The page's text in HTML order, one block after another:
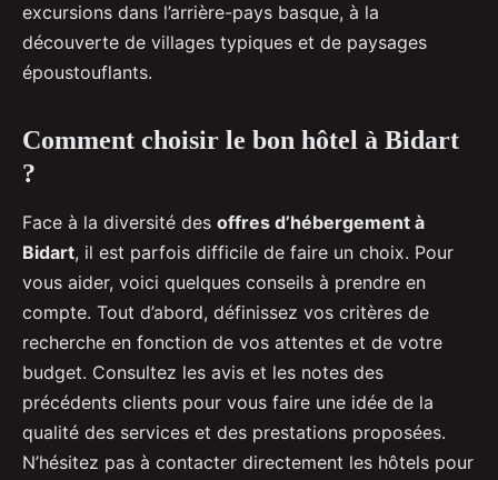
excursions dans l’arrière-pays basque, à la
découverte de villages typiques et de paysages
époustouflants.
Comment choisir le bon hôtel à Bidart
?
Face à la diversité des offres d’hébergement à
Bidart, il est parfois difficile de faire un choix. Pour
vous aider, voici quelques conseils à prendre en
compte. Tout d’abord, définissez vos critères de
recherche en fonction de vos attentes et de votre
budget. Consultez les avis et les notes des
précédents clients pour vous faire une idée de la
qualité des services et des prestations proposées.
N’hésitez pas à contacter directement les hôtels pour